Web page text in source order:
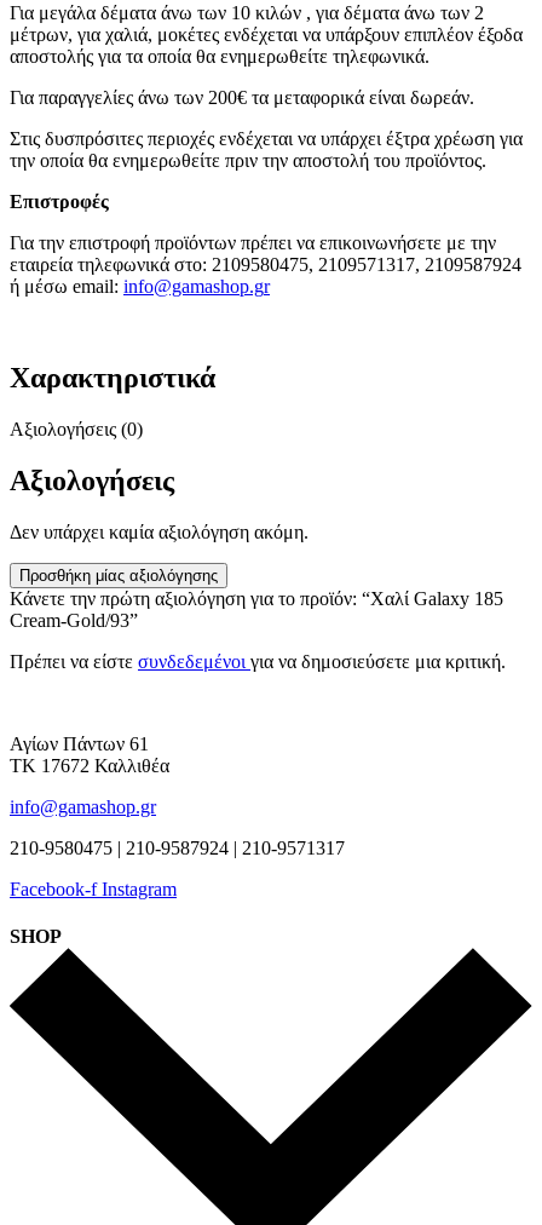
Για μεγάλα δέματα άνω των 10 κιλών , για δέματα άνω των 2
μέτρων, για χαλιά, μοκέτες ενδέχεται να υπάρξουν επιπλέον έξοδα
αποστολής για τα οποία θα ενημερωθείτε τηλεφωνικά.
Για παραγγελίες άνω των 200€ τα μεταφορικά είναι δωρεάν.
Στις δυσπρόσιτες περιοχές ενδέχεται να υπάρχει έξτρα χρέωση για
την οποία θα ενημερωθείτε πριν την αποστολή του προϊόντος.
Επιστροφές
Για την επιστροφή προϊόντων πρέπει να επικοινωνήσετε με την
εταιρεία τηλεφωνικά στο: 2109580475, 2109571317, 2109587924
ή μέσω email: info@gamashop.gr
Χαρακτηριστικά
Αξιολογήσεις (0)
Αξιολογήσεις
Δεν υπάρχει καμία αξιολόγηση ακόμη.
Προσθήκη μίας αξιολόγησης
Κάνετε την πρώτη αξιολόγηση για το προϊόν: “Χαλί Galaxy 185
Cream-Gold/93”
Πρέπει να είστε συνδεδεμένοι για να δημοσιεύσετε μια κριτική.
Αγίων Πάντων 61
ΤΚ 17672 Καλλιθέα
info@gamashop.gr
210-9580475 | 210-9587924 | 210-9571317
Facebook-f Instagram
SHOP